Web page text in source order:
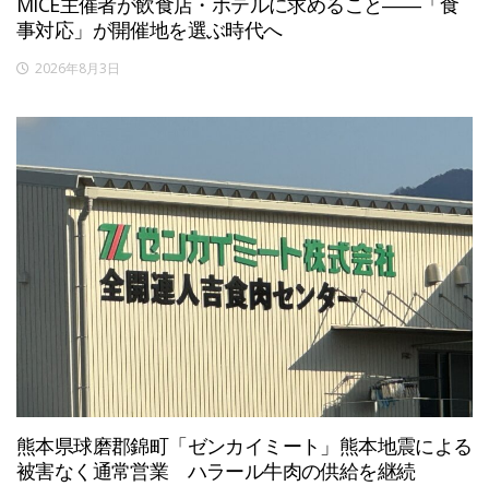
事対応」が開催地を選ぶ時代へ
2026年8月3日
熊本県球磨郡錦町「ゼンカイミート」熊本地震による
被害なく通常営業 ハラール牛肉の供給を継続